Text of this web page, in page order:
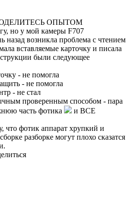
ПОДЕЛИТЕСЬ ОПЫТОМ
но у мой камеры F707
назад возникла проблема с чтением
вставляемые карточку и писала
были следующее
- не помогла
- не помогла
- не стал
проверенным способом - пара
часть фотика
и ВСЕ
что фотик аппарат хрупкий и
разборке могут плохо сказатся